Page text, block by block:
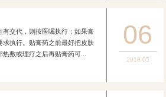
交代，则按医嘱执行；如果膏
执行。贴膏药之前最好把皮肤
敷或理疗之后再贴膏药可...
06
2018-05